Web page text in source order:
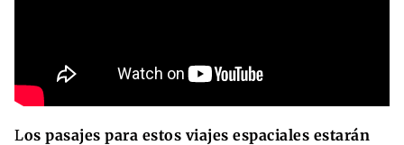
Los pasajes para estos viajes espaciales estarán